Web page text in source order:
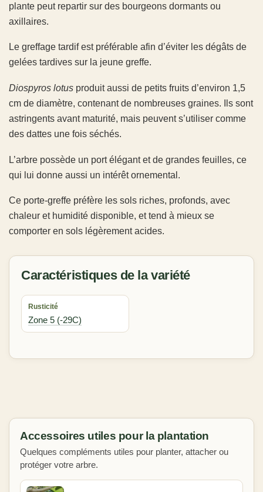
plante peut repartir sur des bourgeons dormants ou
axillaires.
Le greffage tardif est préférable afin d’éviter les dégâts de
gelées tardives sur la jeune greffe.
Diospyros lotus produit aussi de petits fruits d’environ 1,5
cm de diamètre, contenant de nombreuses graines. Ils sont
astringents avant maturité, mais peuvent s’utiliser comme
des dattes une fois séchés.
L’arbre possède un port élégant et de grandes feuilles, ce
qui lui donne aussi un intérêt ornemental.
Ce porte-greffe préfère les sols riches, profonds, avec
chaleur et humidité disponible, et tend à mieux se
comporter en sols légèrement acides.
Caractéristiques de la variété
Rusticité
Zone 5 (-29C)
Accessoires utiles pour la plantation
Quelques compléments utiles pour planter, attacher ou
protéger votre arbre.